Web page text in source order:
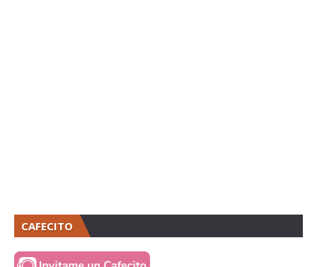
CAFECITO